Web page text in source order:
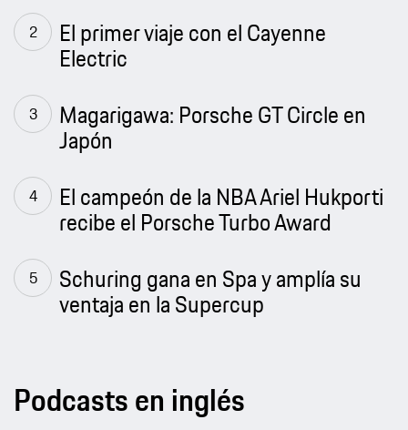
El primer viaje con el Cayenne
Electric
Magarigawa: Porsche GT Circle en
Japón
El campeón de la NBA Ariel Hukporti
recibe el Porsche Turbo Award
Schuring gana en Spa y amplía su
ventaja en la Supercup
Podcasts en inglés